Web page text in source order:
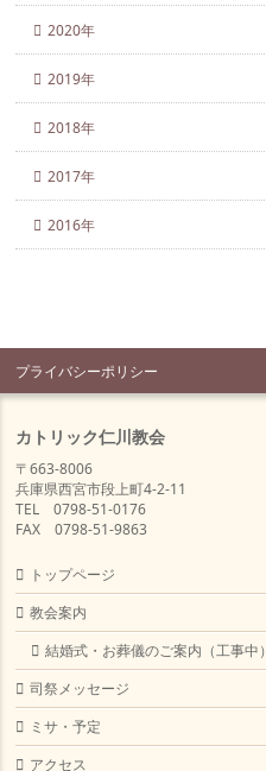
2020年
2019年
2018年
2017年
2016年
プライバシーポリシー
カトリック仁川教会
〒663-8006
兵庫県西宮市段上町4-2-11
TEL 0798-51-0176
FAX 0798-51-9863
トップページ
教会案内
結婚式・お葬儀のご案内（工事中）
司祭メッセージ
ミサ・予定
アクセス